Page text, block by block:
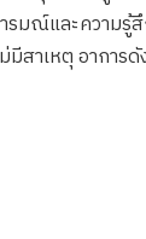
รมณ์และความ
าเหตุ อาการ